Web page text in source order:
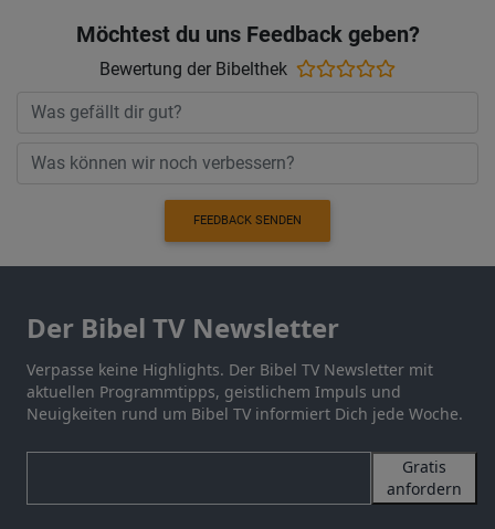
Möchtest du uns Feedback geben?
Bewertung der Bibelthek
FEEDBACK SENDEN
Der Bibel TV Newsletter
Verpasse keine Highlights. Der Bibel TV Newsletter mit
aktuellen Programmtipps, geistlichem Impuls und
Neuigkeiten rund um Bibel TV informiert Dich jede Woche.
Gratis
anfordern